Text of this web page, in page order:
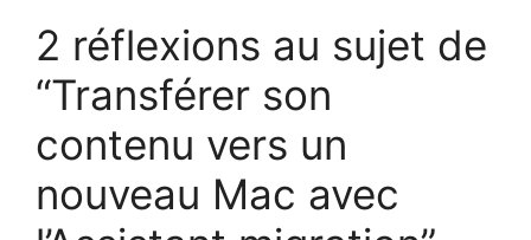
2 réflexions au sujet de
“Transférer son
contenu vers un
nouveau Mac avec